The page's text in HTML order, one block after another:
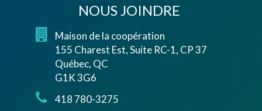
NOUS JOINDRE
Maison de la coopération
155 Charest Est, Suite RC-1, CP 37
Québec, QC
G1K 3G6
418 780-3275